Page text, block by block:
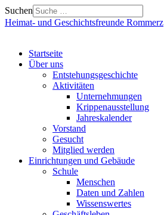
Suchen
Heimat- und Geschichtsfreunde Rommerz
Startseite
Über uns
Entstehungsgeschichte
Aktivitäten
Unternehmungen
Krippenausstellung
Jahreskalender
Vorstand
Gesucht
Mitglied werden
Einrichtungen und Gebäude
Schule
Menschen
Daten und Zahlen
Wissenswertes